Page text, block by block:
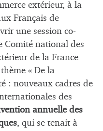
extérieur, à la
Français de
une session co-
Comité national des
de la France
« De la
: nouveaux cadres de
des
annuelle des
, qui se tenait à